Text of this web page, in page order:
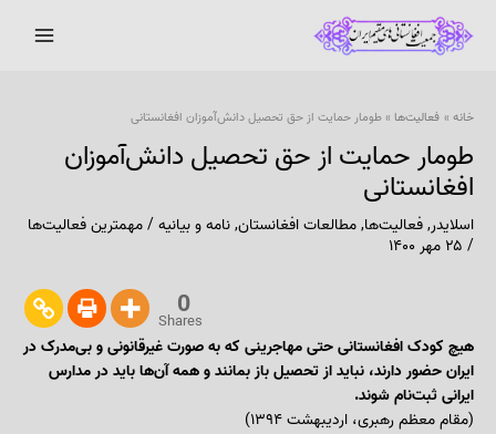
Main
خانه فعالیت‌ها طومار حمایت از حق تحصیل دانش‌آموزان افغانستانی
طومار حمایت از حق تحصیل دانش‌آموزان
افغانستانی
اسلایدر,فعالیت‌ها,مطالعات افغانستان,نامه و بیانیه/مهمترین فعالیت‌ها
/ ۲۵ مهر ۱۴۰۰
0
Shares
هیچ کودک افغانستانی حتی مهاجرینی که به صورت غیرقانونی و بی‌مدرک در
ایران حضور دارند، نباید از تحصیل باز بمانند و همه آن‌ها باید در مدارس
ایرانی ثبت‌نام شوند.
(مقام معظم رهبری، اردیبهشت ۱۳۹۴)
پیمایش
نوشته